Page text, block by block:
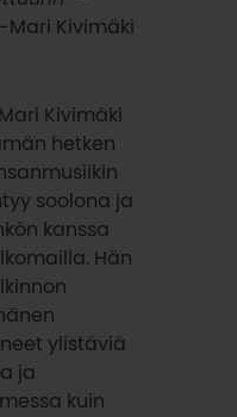
Mari Kivimäki
Kivimäki
hetken
soolona ja
kanssa
Hän
ylistäviä
ja
kuin